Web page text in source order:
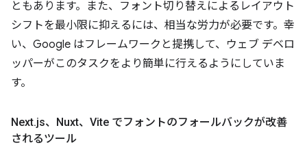
ともあります。また、フォント切り替えによるレイアウト
シフトを最小限に抑えるには、相当な労力が必要です。幸
い、Google はフレームワークと提携して、ウェブ デベロ
ッパーがこのタスクをより簡単に行えるようにしていま
す。
Next.js、Nuxt、Vite でフォントのフォールバックが改善
されるツール